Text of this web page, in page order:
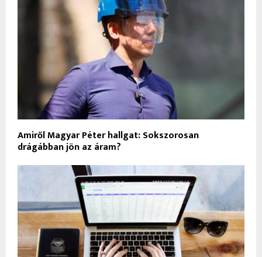
Amiről Magyar Péter hallgat: Sokszorosan
drágábban jön az áram?